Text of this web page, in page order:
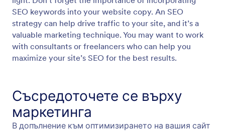
SEO keywords into your website copy. An SEO
strategy can help drive traffic to your site, and it’s a
valuable marketing technique. You may want to work
with consultants or freelancers who can help you
maximize your site’s SEO for the best results.
Съсредоточете се върху
маркетинга
В допълнение към оптимизирането на вашия сайт